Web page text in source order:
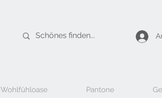
Wohlfühloase Pantone